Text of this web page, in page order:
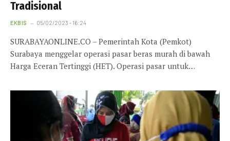
Tradisional
EKBIS 05/02/2023 - 16:24
SURABAYAONLINE.CO – Pemerintah Kota (Pemkot)
Surabaya menggelar operasi pasar beras murah di bawah
Harga Eceran Tertinggi (HET). Operasi pasar untuk…